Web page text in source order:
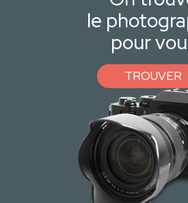
le
pour
TROUVER